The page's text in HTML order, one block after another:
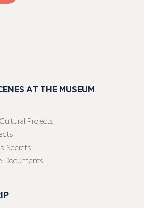
AT THE MUSEUM
Projects
Secrets
Documents